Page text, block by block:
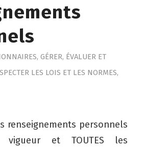
, GÉRER, ÉVALUER ET
LES LOIS ET LES NORMES,
renseignements personnels
et TOUTES les